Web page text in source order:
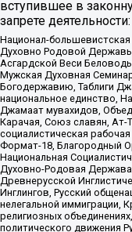
вступившее в
запрете деятельности:
Национал-
Духовно Родовой
Асгардской Веси
Мужская Духовная
Богодержавию, Таблиги
национальное единство,
Джамаат мувахидов,
Карачая, Союз славян, Ат-
социалистическая
Формат-18, Благородный
Национальная
Духовно-Родовая Держава
Древнерусской
Инглингов, Русский
нелегальной иммиграции,
религиозных
политического движения